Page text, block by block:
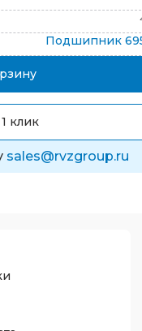
Подшипник
клик
sales@rvzgroup.ru